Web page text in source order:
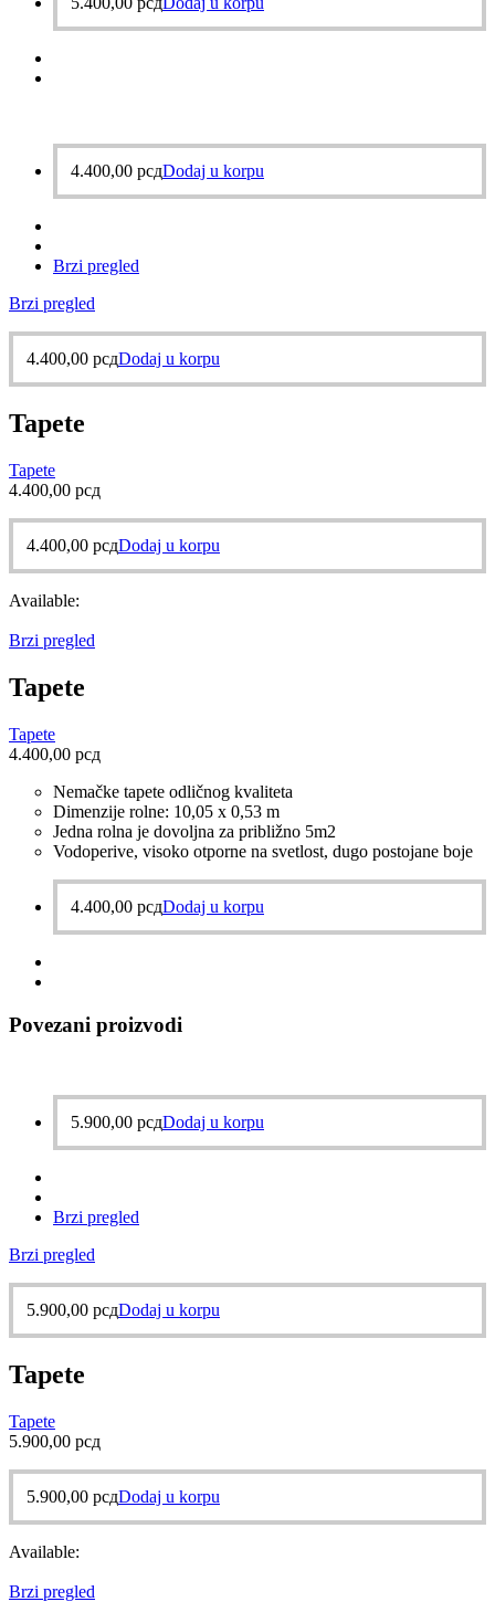
4.400,00 рсдDodaj u korpu
Brzi pregled
Brzi pregled
4.400,00 рсдDodaj u korpu
Tapete
Tapete
4.400,00 рсд
4.400,00 рсдDodaj u korpu
Available:
Brzi pregled
Tapete
Tapete
4.400,00 рсд
Nemačke tapete odličnog kvaliteta
Dimenzije rolne: 10,05 x 0,53 m
Jedna rolna je dovoljna za približno 5m2
Vodoperive, visoko otporne na svetlost, dugo postojane boje
4.400,00 рсдDodaj u korpu
Povezani proizvodi
5.900,00 рсдDodaj u korpu
Brzi pregled
Brzi pregled
5.900,00 рсдDodaj u korpu
Tapete
Tapete
5.900,00 рсд
5.900,00 рсдDodaj u korpu
Available:
Brzi pregled